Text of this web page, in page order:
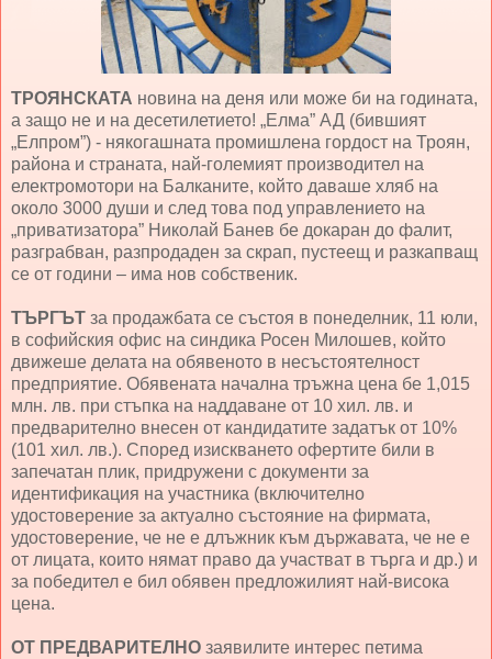
ТРОЯНСКАТА новина на деня или може би на годината,
а защо не и на десетилетието! „Елма” АД (бившият
„Елпром”) - някогашната промишлена гордост на Троян,
района и страната, най-големият производител на
електромотори на Балканите, който даваше хляб на
около 3000 души и след това под управлението на
„приватизатора” Николай Банев бе докаран до фалит,
разграбван, разпродаден за скрап, пустеещ и разкапващ
се от години – има нов собственик.
ТЪРГЪТ за продажбата се състоя в понеделник, 11 юли,
в софийския офис на синдика Росен Милошев, който
движеше делата на обявеното в несъстоятелност
предприятие. Обявената начална тръжна цена бе 1,015
млн. лв. при стъпка на наддаване от 10 хил. лв. и
предварително внесен от кандидатите задатък от 10%
(101 хил. лв.). Според изискването офертите били в
запечатан плик, придружени с документи за
идентификация на участника (включително
удостоверение за актуално състояние на фирмата,
удостоверение, че не е длъжник към държавата, че не е
от лицата, които нямат право да участват в търга и др.) и
за победител е бил обявен предложилият най-висока
цена.
ОТ ПРЕДВАРИТЕЛНО заявилите интерес петима